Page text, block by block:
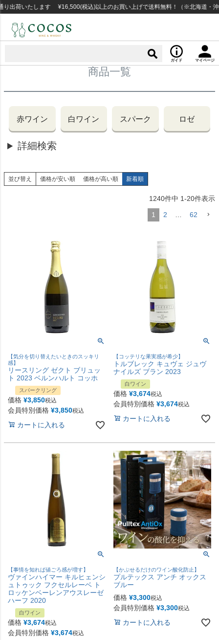
荷いたします ¥16,500(税込)以上のお買い上げで送料無料！（※北海道・沖縄
ガイド マイページ
商品一覧
赤ワイン 白ワイン スパーク ロゼ
詳細検索
並び替え 価格が安い順 価格が高い順 新着順
1240件中 1-20件表示
1 2 … 62
【気分を切り替えたいときのスッキリ
感】
リースリング ゼクト ブリュッ
ト 2023 ベルンハルト コッホ
スパークリング
価格 ¥3,850税込
会員特別価格 ¥3,850税込
カートに入れる
【コッテリな果実感が希少】
トルブレック キュヴェ ジュヴ
ナイルズ ブラン 2023
白ワイン
価格 ¥3,674税込
会員特別価格 ¥3,674税込
カートに入れる
【事情を知れば値ごろ感が増す】
ヴァインハイマー キルヒェンシ
ュトゥック フクセルレーベ ト
ロッケンベーレンアウスレーゼ
ハーフ 2020
白ワイン
価格 ¥3,674税込
会員特別価格 ¥3,674税込
【かぶせるだけのワイン酸化防止】
プルテックス アンチ オックス
ブルー
価格 ¥3,300税込
会員特別価格 ¥3,300税込
カートに入れる